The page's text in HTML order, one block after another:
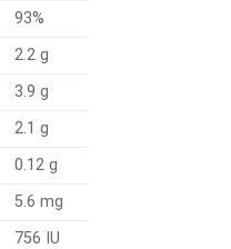
93%
2.2 g
3.9 g
2.1 g
0.12 g
5.6 mg
756 IU